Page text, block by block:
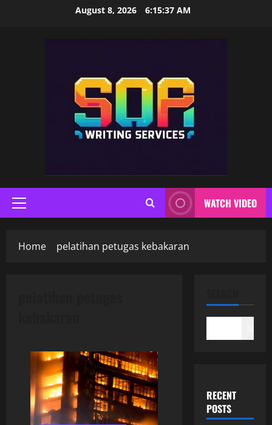
August 8, 2026 6:15:38 AM
Primary
Menu
WATCH VIDEO
Home pelatihan petugas kebakaran
RECENT
POSTS